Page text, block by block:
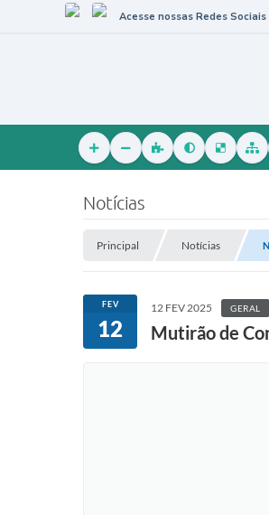
Acesse nossas Redes Sociais
Notícias
Principal Notícias
FEV
12
12 FEV 2025 GERAL
Mutirão de